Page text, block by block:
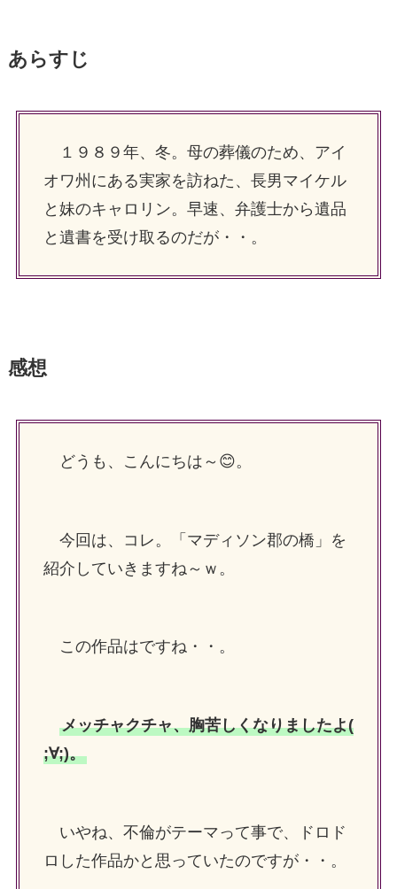
あらすじ
１９８９年、冬。母の葬儀のため、アイ
オワ州にある実家を訪ねた、長男マイケル
と妹のキャロリン。早速、弁護士から遺品
と遺書を受け取るのだが・・。
感想
どうも、こんにちは～😊。
今回は、コレ。「マディソン郡の橋」を
紹介していきますね～ｗ。
この作品はですね・・。
メッチャクチャ、胸苦しくなりましたよ(
;∀;)。
いやね、不倫がテーマって事で、ドロド
ロした作品かと思っていたのですが・・。